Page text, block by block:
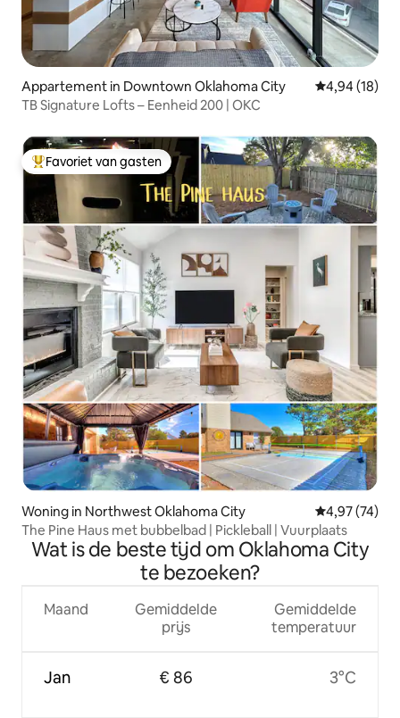
Appartement in Downtown Oklahoma City Gemiddelde
4,94 (18)
TB Signature Lofts – Eenheid 200 | OKC
Topfavoriet van gasten
Favoriet van gasten
Woning in Northwest Oklahoma City Gemiddelde
4,97 (74)
The Pine Haus met bubbelbad | Pickleball | Vuurplaats
Wat is de beste tijd om Oklahoma City
te bezoeken?
Maand
Jan
Gemiddelde
prijs
€ 86
Gemiddelde
temperatuur
3°C